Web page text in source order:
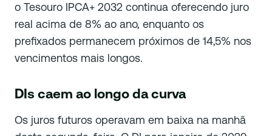
o Tesouro IPCA+ 2032 continua oferecendo juro
real acima de 8% ao ano, enquanto os
prefixados permanecem próximos de 14,5% nos
vencimentos mais longos.
DIs caem ao longo da curva
Os juros futuros operavam em baixa na manhã